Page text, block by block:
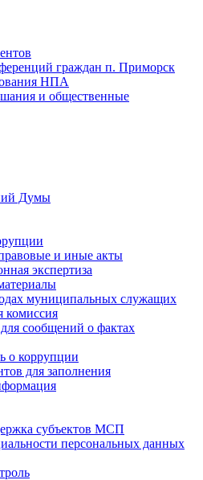
граждан п. Приморск
НПА
и общественные
Думы
и иные акты
экспертиза
муниципальных служащих
комиссия
сообщений о фактах
о коррупции
для заполнения
субъектов МСП
персональных данных